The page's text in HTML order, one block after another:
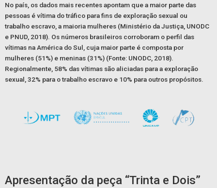
No país, os dados mais recentes apontam que a maior parte das
pessoas é vítima do tráfico para fins de exploração sexual ou
trabalho escravo, a maioria mulheres (Ministério da Justiça, UNODC
e PNUD, 2018). Os números brasileiros corroboram o perfil das
vítimas na América do Sul, cuja maior parte é composta por
mulheres (51%) e meninas (31%) (Fonte: UNODC, 2018).
Regionalmente, 58% das vítimas são aliciadas para a exploração
sexual, 32% para o trabalho escravo e 10% para outros propósitos.
Apresentação da peça “Trinta e Dois”